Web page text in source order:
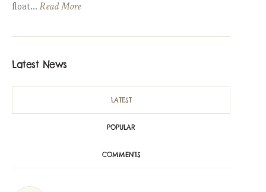
float... Read More
Latest News
LATEST
POPULAR
COMMENTS